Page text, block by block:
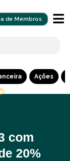
de Membros
Ações
com
20%